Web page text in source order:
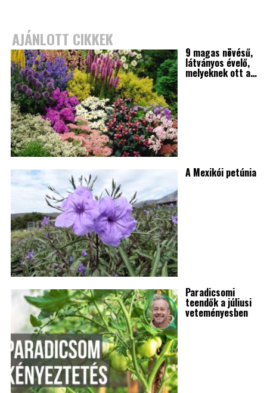
AJÁNLOTT CIKKEK
9 magas növésű,
látványos évelő,
melyeknek ott a…
A Mexikói petúnia
Paradicsomi
teendők a júliusi
veteményesben